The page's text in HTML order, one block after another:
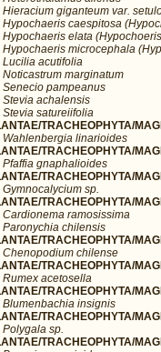
Hieracium giganteum var.
Hypochaeris caespitosa
Hypochaeris elata
Hypochaeris microcephala
Lucilia acutifolia
Noticastrum marginatum
Senecio pampeanus
Stevia achalensis
Stevia satureiifolia
TRACHEOPHYTA/
Wahlenbergia linarioides
TRACHEOPHYTA/
Pfaffia gnaphalioides
TRACHEOPHYTA/
Gymnocalycium sp.
TRACHEOPHYTA/
Cardionema ramosissima
Paronychia chilensis
TRACHEOPHYTA/
Chenopodium chilense
TRACHEOPHYTA/
Rumex acetosella
TRACHEOPHYTA/
Blumenbachia insignis
TRACHEOPHYTA/
Polygala sp.
TRACHEOPHYTA/